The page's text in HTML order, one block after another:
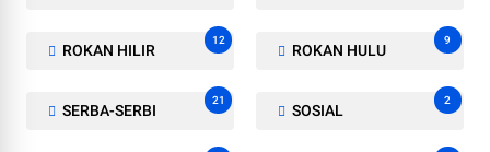
ROKAN HILIR
12
ROKAN HULU
9
SERBA-SERBI
21
SOSIAL
2